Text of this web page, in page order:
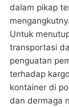
dalam pikap
Untuk
transportasi
penguatan
terhadap
kontainer di
dan dermaga